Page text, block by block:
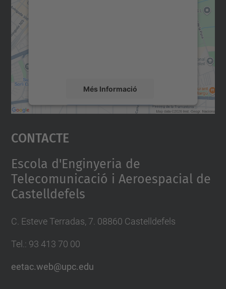
Més Informació
Accepta
powered by
Contacte
Escola d'Enginyeria de
Telecomunicació i Aeroespacial de
Castelldefels
C. Esteve Terradas, 7. 08860 Castelldefels
Tel.: 93 413 70 00
eetac.web@upc.edu